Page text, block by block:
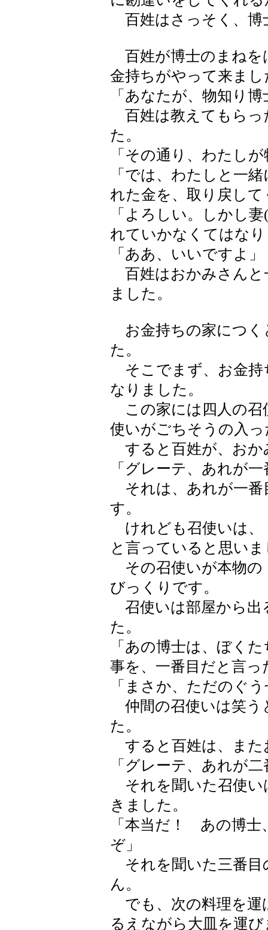
百姓はさっそく、博
百姓が博士のまねを
金持ちがやって来まし
「あなたが、物知り
百姓は教えてもらっ
た。
「その通り、わたし
「では、わたしと一
れた金を、取り戻し
「よろしい。しかし
れていかなくてはな
「ああ、いいですよ」
百姓はおかみさんと
ました。
お金持ちの家につく
た。
そこでまず、お金持
なりました。
この家には四人の召
使いがごちそうの入
すると百姓が、おか
「グレーテ、あれが
それは、あれが一番
す。
けれども召使いは、
と言っていると思い
その召使いが本物の
びっくりです。
召使いは部屋から出
た。
「あの博士は、ぼく
事を、一番目だと言っ
「まさか、ただのぐ
仲間の召使いは笑う
た。
すると百姓は、また
「グレーテ、あれが
それを聞いた召使い
きました。
「本当だ！ あの博士
ぞ」
それを聞いた三番目
ん。
でも、次の料理を運
るえながら大皿を運